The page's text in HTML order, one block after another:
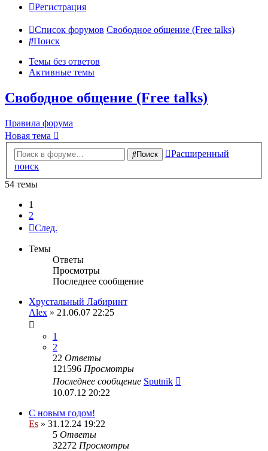
Регистрация
Список форумов Свободное общение (Free talks)
Поиск
Темы без ответов
Активные темы
Свободное общение (Free talks)
Правила форума
Новая тема
Поиск
Расширенный
поиск
54 темы
1
2
След.
Темы
Ответы
Просмотры
Последнее сообщение
Хрустальный Лабиринт
Alex » 21.06.07 22:25
1
2
22 Ответы
121596 Просмотры
Последнее сообщение Sputnik
10.07.12 20:22
С новым годом!
Es » 31.12.24 19:22
5 Ответы
32272 Просмотры